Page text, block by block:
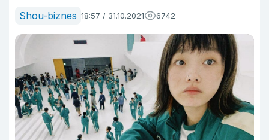
Shou-biznes 18:57 / 31.10.2021 6742